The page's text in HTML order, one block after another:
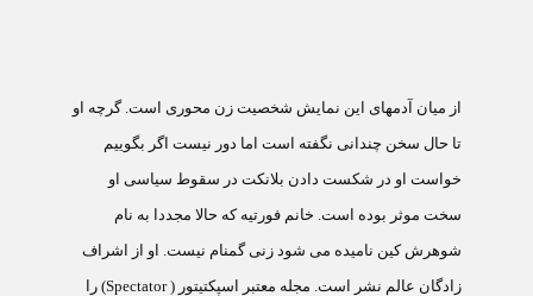
از ميان آدمهای اين نمايش شخصيت زن محوری است. گرچه او
تا حال سخن چندانی نگفته است اما دور نيست اگر بگوييم
خواست او در شکست دادن بلانکت در سقوط سياسی او
سخت موثر بوده است. خانم فورتيه که حالا مجددا به نام
شوهرش کين ناميده می شود زنی گمنام نيست. او از اشراف
زادگان عالم نشر است. مجله معتبر اسپکتیتور (Spectator) را